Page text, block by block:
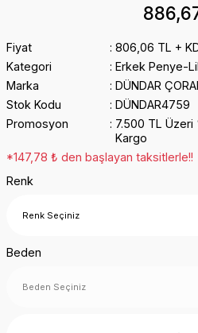
Fiyat
806,06 TL +
Kategori
Erkek Penye-
Marka
DÜNDAR
Stok Kodu
DÜNDAR4759
Promosyon
7.500 TL Üzeri
Kargo
*147,78 ₺ den başlayan taksitlerle!!
Renk
Beden